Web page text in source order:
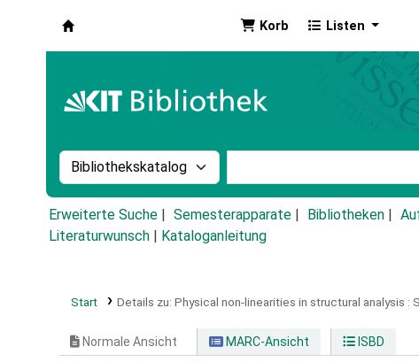
Korb Listen
Suche im Katalog nach:
Erweiterte Suche Semesterapparate Bibliotheken
Literaturwunsch
Kataloganleitung
Start Details zu: Physical non-linearities in structural analysis :
Normale Ansicht MARC-Ansicht ISBD